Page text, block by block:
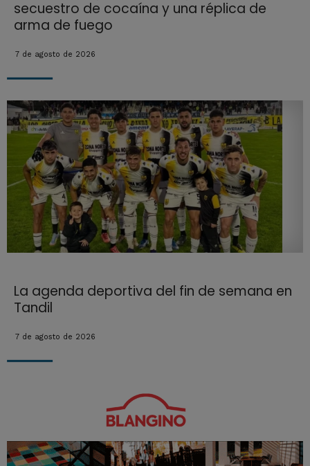
secuestro de cocaína y una réplica de
arma de fuego
7 de agosto de 2026
La agenda deportiva del fin de semana en
Tandil
7 de agosto de 2026